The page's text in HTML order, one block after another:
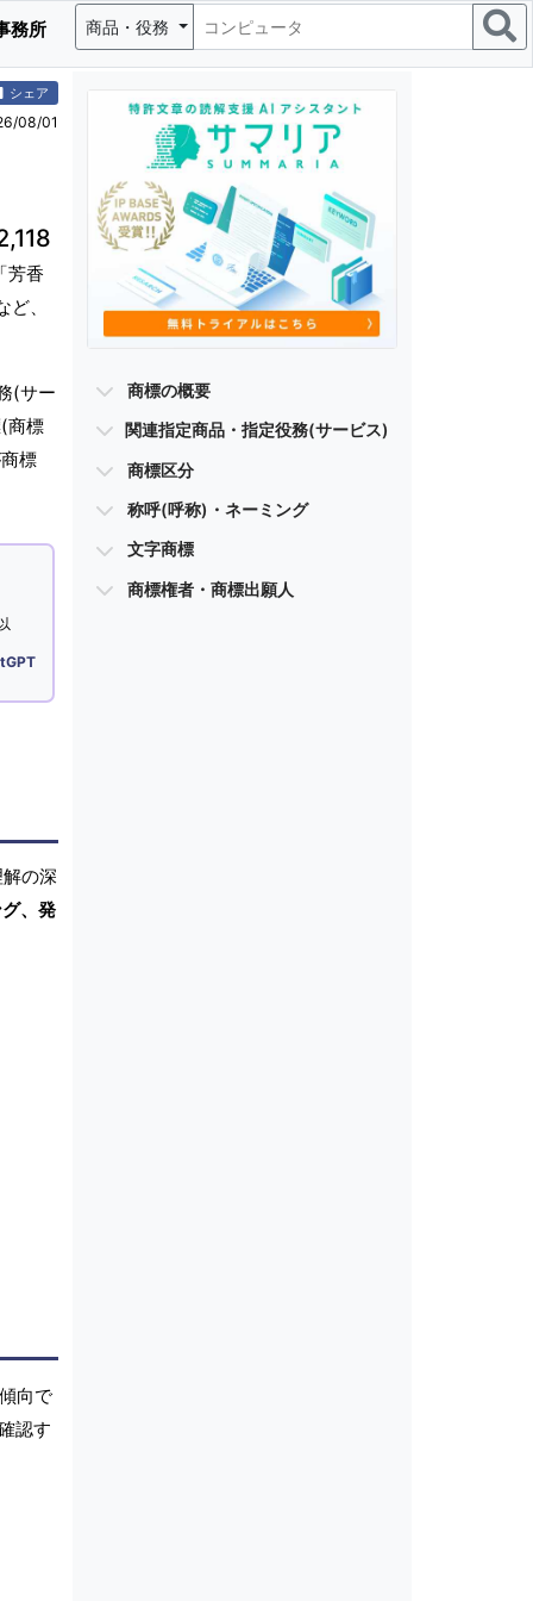
務所 商品・役務
シェア
08/01
芳香
、
(サー
商標
標
の深
、発
向で
認す
商標の概要
関連指定商品・指定役務(サービス)
商標区分
称呼(呼称)・ネーミング
文字商標
商標権者・商標出願人